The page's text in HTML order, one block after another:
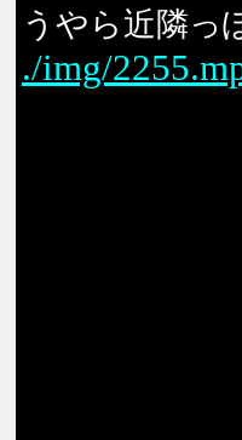
うやら近隣っ
./img/